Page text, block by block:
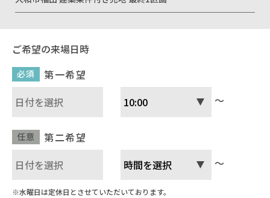
ご希望の来場日時
必須
第一希望
～
任意
第二希望
～
水曜日は定休日とさせていただいております。